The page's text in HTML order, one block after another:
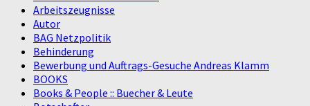
Arbeitszeugnisse
Autor
BAG Netzpolitik
Behinderung
Bewerbung und Auftrags-Gesuche Andreas Klamm
BOOKS
Books & People :: Buecher & Leute